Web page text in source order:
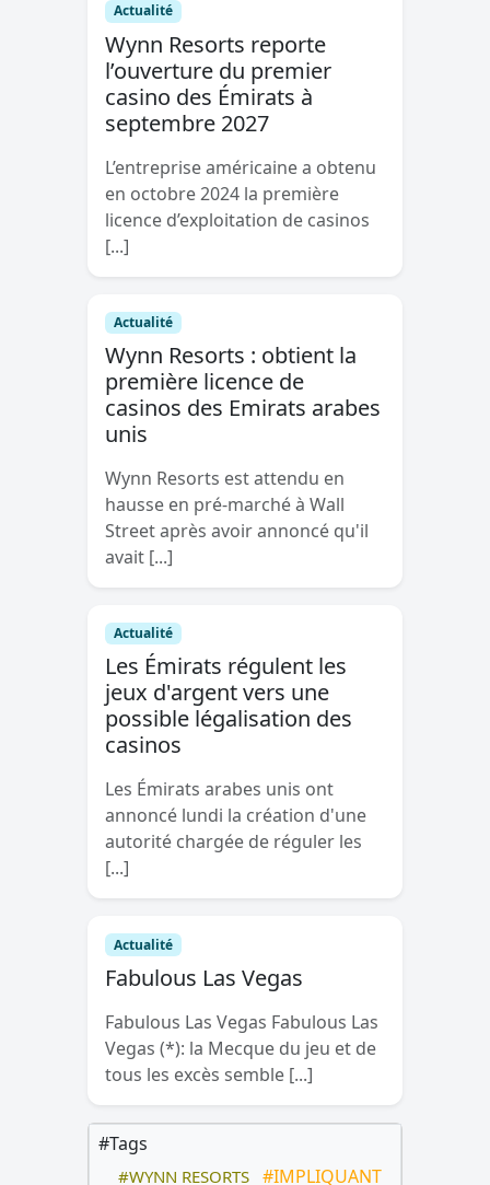
Actualité
Wynn Resorts reporte
l’ouverture du premier
casino des Émirats à
septembre 2027
L’entreprise américaine a obtenu
en octobre 2024 la première
licence d’exploitation de casinos
[...]
Actualité
Wynn Resorts : obtient la
première licence de
casinos des Emirats arabes
unis
Wynn Resorts est attendu en
hausse en pré-marché à Wall
Street après avoir annoncé qu'il
avait [...]
Actualité
Les Émirats régulent les
jeux d'argent vers une
possible légalisation des
casinos
Les Émirats arabes unis ont
annoncé lundi la création d'une
autorité chargée de réguler les
[...]
Actualité
Fabulous Las Vegas
Fabulous Las Vegas Fabulous Las
Vegas (*): la Mecque du jeu et de
tous les excès semble [...]
#Tags
#WYNN RESORTS #IMPLIQUANT